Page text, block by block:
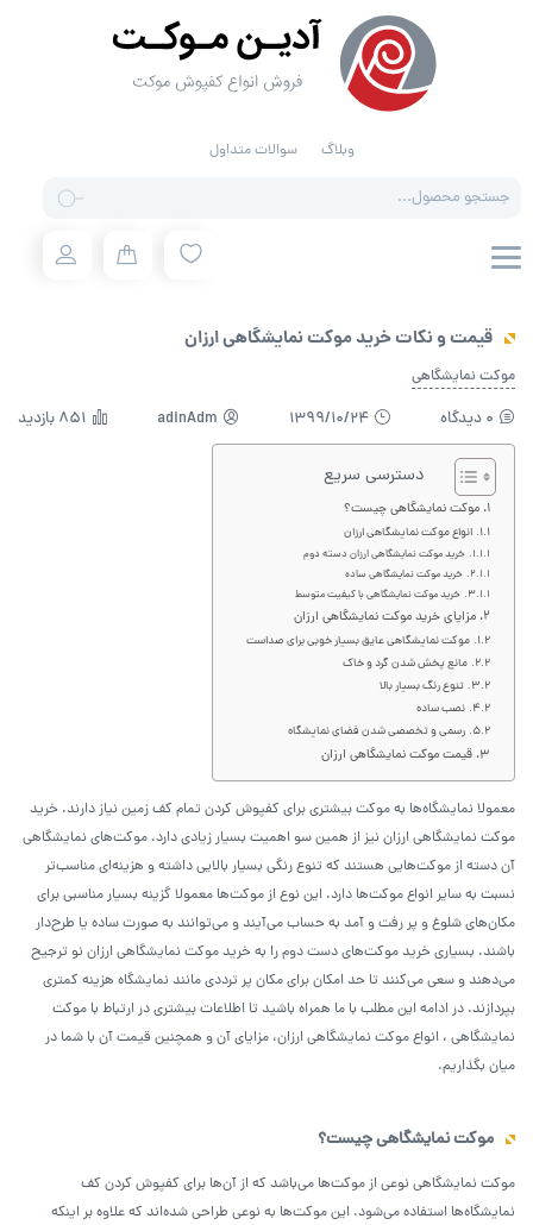
وبلاگ سوالات متداول
search
قیمت و نکات خرید موکت نمایشگاهی ارزان
موکت نمایشگاهی
0 دیدگاه 1399/10/24
adinAdm 851 بازدید
دسترسی سریع
موکت نمایشگاهی چیست؟
انواع موکت نمایشگاهی ارزان
خرید موکت نمایشگاهی ارزان دسته دوم
خرید موکت نمایشگاهی ساده
خرید موکت نمایشگاهی با کیفیت متوسط
مزایای خرید موکت نمایشگاهی ارزان
موکت نمایشگاهی عایق بسیار خوبی برای صداست
مانع پخش شدن گرد و خاک
تنوع رنگ بسیار بالا
نصب ساده
رسمی و تخصصی شدن فضای نمایشگاه
قیمت موکت نمایشگاهی ارزان
معمولا نمایشگاه‌ها به موکت بیشتری برای کفپوش کردن تمام کف زمین نیاز دارند. خرید
موکت نمایشگاهی ارزان نیز از همین سو اهمیت بسیار زیادی دارد. موکت‌های نمایشگاهی
آن دسته از موکت‌هایی هستند که تنوع رنگی بسیار بالایی داشته و هزینه‌ای مناسب‌تر
نسبت به سایر انواع موکت‌ها دارد. این نوع از موکت‌ها معمولا گزینه بسیار مناسبی برای
مکان‌های شلوغ و پر رفت و آمد به حساب می‌آیند و می‌توانند به صورت ساده یا طرح‌دار
باشند. بسیاری خرید موکت‌های دست دوم را به خرید موکت نمایشگاهی ارزان نو ترجیح
می‌دهند و سعی می‌کنند تا حد امکان برای مکان پر ترددی مانند نمایشگاه هزینه کمتری
بپردازند. در ادامه این مطلب با ما همراه باشید تا اطلاعات بیشتری در ارتباط با موکت
نمایشگاهی ، انواع موکت نمایشگاهی ارزان، مزایای آن و همچنین قیمت آن با شما در
میان بگذاریم.
موکت نمایشگاهی چیست؟
موکت نمایشگاهی نوعی از موکت‌ها می‌باشد که از آن‌ها برای کفپوش کردن کف
نمایشگاه‌ها استفاده می‌شود. این موکت‌ها به نوعی طراحی شده‌اند که علاوه بر اینکه